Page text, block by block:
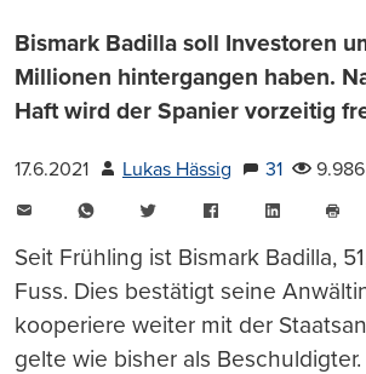
Bismark Badilla soll Investoren
Millionen hintergangen haben.
Haft wird der Spanier vorzeitig
17.6.2021 Lukas Hässig 31
9.986
WhatsAppTwitter FacebookLinkedIn
Seit Frühling ist Bismark Badilla,
Fuss. Dies bestätigt seine
kooperiere weiter mit der
gelte wie bisher als Beschuldigter.